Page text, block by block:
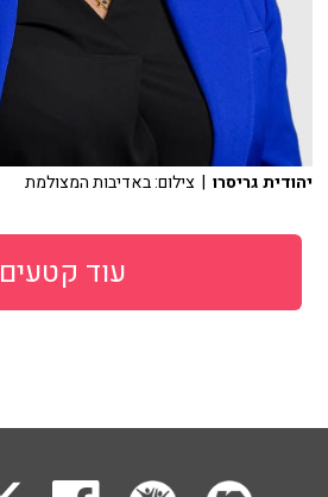
יהודית גריסרו | צילום: באדיבות המצולמת
עוד קטעים